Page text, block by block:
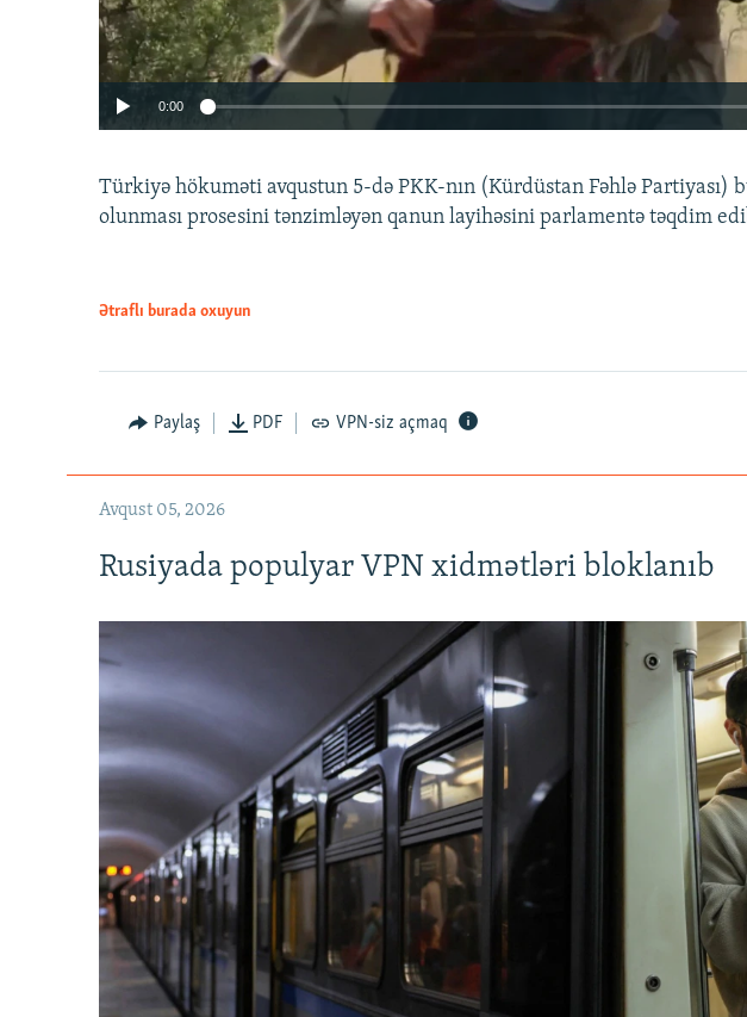
0:00
Türkiyə hökuməti avqustun 5-də PKK-nın (Kürdüstan Fəhlə Partiyası)
olunması prosesini tənzimləyən qanun layihəsini parlamentə təqdim
Ətraflı burada oxuyun
Paylaş PDF VPN-siz açmaq
Avqust 05, 2026
Rusiyada populyar VPN xidmətləri bloklanıb